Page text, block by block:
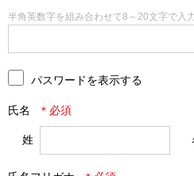
半角英数字を組み合わせて8～20文字で入
パスワードを表示する
氏名
姓